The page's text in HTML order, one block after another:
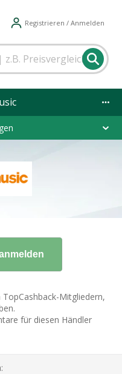
Registrieren / Anmelden
Mitgliedern,
für diesen Händler